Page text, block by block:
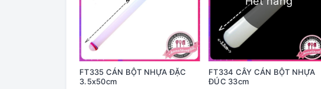
FT335 CÁN BỘT NHỰA ĐẶC
3.5x50cm
FT334 CÂY CÁN BỘT NHỰA
ĐÚC 33cm